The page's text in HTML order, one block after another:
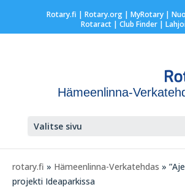
Rotary.fi | Rotary.org| MyRotary |
Rotaract| Club Finder|
Hämeenlinna-
Valitse sivu
rotary.fi » Hämeenlinna-Verkatehdas »
projekti Ideaparkissa